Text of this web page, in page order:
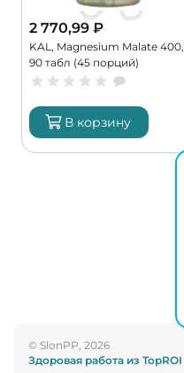
2 770,99 ₽
KAL, Magnesium Malate 400,
90 табл (45 порций)
В корзину
© SlonPP, 2026
Здоровая работа из TopROI